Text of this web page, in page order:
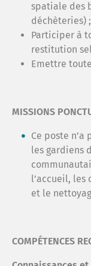
spatiale des
déchèteries) ;
Participer à
restitution
Emettre
MISSIONS
Ce poste
les gardiens
l’accueil, les
et le
COMPÉTENCES